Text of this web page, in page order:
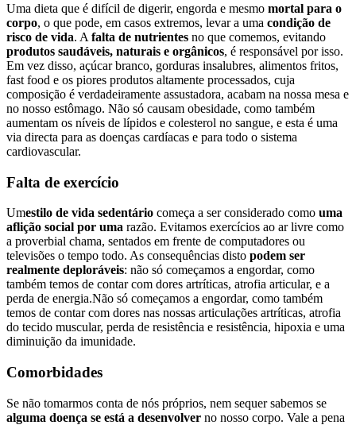
Uma dieta que é difícil de digerir, engorda e mesmo mortal para o
corpo, o que pode, em casos extremos, levar a uma condição de
risco de vida. A falta de nutrientes no que comemos, evitando
produtos saudáveis, naturais e orgânicos, é responsável por isso.
Em vez disso, açúcar branco, gorduras insalubres, alimentos fritos,
fast food e os piores produtos altamente processados, cuja
composição é verdadeiramente assustadora, acabam na nossa mesa e
no nosso estômago. Não só causam obesidade, como também
aumentam os níveis de lípidos e colesterol no sangue, e esta é uma
via directa para as doenças cardíacas e para todo o sistema
cardiovascular.
Falta de exercício
Umestilo de vida sedentário começa a ser considerado como uma
aflição social por uma razão. Evitamos exercícios ao ar livre como
a proverbial chama, sentados em frente de computadores ou
televisões o tempo todo. As consequências disto podem ser
realmente deploráveis: não só começamos a engordar, como
também temos de contar com dores artríticas, atrofia articular, e a
perda de energia.Não só começamos a engordar, como também
temos de contar com dores nas nossas articulações artríticas, atrofia
do tecido muscular, perda de resistência e resistência, hipoxia e uma
diminuição da imunidade.
Comorbidades
Se não tomarmos conta de nós próprios, nem sequer sabemos se
alguma doença se está a desenvolver no nosso corpo. Vale a pena